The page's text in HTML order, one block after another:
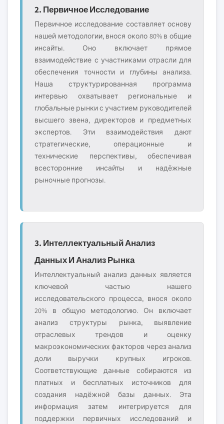
2. Первичное Исследование
Первичное исследование составляет основу
нашей методологии, внося около 80% в общие
инсайты. Оно включает прямое
взаимодействие с участниками отрасли для
обеспечения точности и глубины анализа.
Наша структурированная программа
интервью охватывает региональные и
глобальные рынки с участием руководителей
высшего звена, директоров и предметных
экспертов. Эти взаимодействия дают
стратегические, операционные и
технические перспективы, обеспечивая
всесторонние инсайты и надёжные
рыночные прогнозы.
3. Интеллектуальный Анализ
Данных И Анализ Рынка
Интеллектуальный анализ данных является
ключевой частью нашего
исследовательского процесса, внося около
20% в общую методологию. Он включает
анализ структуры рынка, выявление
отраслевых трендов и оценку
макроэкономических факторов через анализ
доли выручки крупных игроков.
Соответствующие данные собираются из
платных и бесплатных источников для
создания надёжной базы данных. Эта
информация затем интегрируется для
поддержки первичных исследований и